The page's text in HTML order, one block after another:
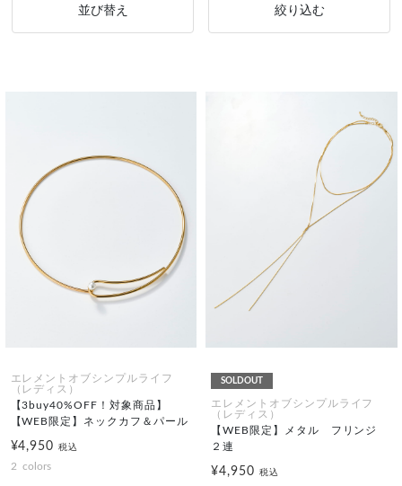
並び替え 絞り込む
エレメントオブシンプルライフ
（レディス）
【3buy40%OFF！対象商品】
【WEB限定】ネックカフ＆パール
¥4,950税込
2 colors
SOLDOUT
エレメントオブシンプルライフ
（レディス）
【WEB限定】メタル フリンジ
２連
¥4,950 税込